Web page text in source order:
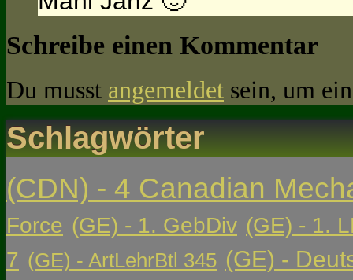
Schreibe einen Kommentar
Du musst angemeldet sein, um
Schlagwörter
(CDN) - 4 Canadian
Force (GE) - 1. GebDiv (GE) - 1.
7 (GE) - ArtLehrBtl 345 (GE) -